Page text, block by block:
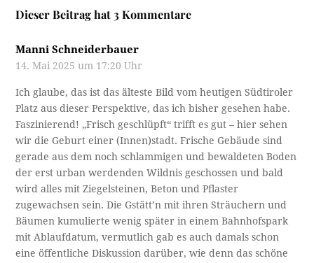
Dieser Beitrag hat 3 Kommentare
Manni Schneiderbauer
14. Mai 2025 um 17:20 Uhr
Ich glaube, das ist das älteste Bild vom heutigen Südtiroler
Platz aus dieser Perspektive, das ich bisher gesehen habe.
Faszinierend! „Frisch geschlüpft“ trifft es gut – hier sehen
wir die Geburt einer (Innen)stadt. Frische Gebäude sind
gerade aus dem noch schlammigen und bewaldeten Boden
der erst urban werdenden Wildnis geschossen und bald
wird alles mit Ziegelsteinen, Beton und Pflaster
zugewachsen sein. Die Gstätt’n mit ihren Sträuchern und
Bäumen kumulierte wenig später in einem Bahnhofspark
mit Ablaufdatum, vermutlich gab es auch damals schon
eine öffentliche Diskussion darüber, wie denn das schöne